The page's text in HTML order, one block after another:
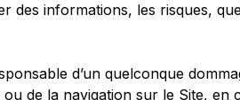
des informations, les risques,
d’un quelconque
ou de la navigation sur le Site,